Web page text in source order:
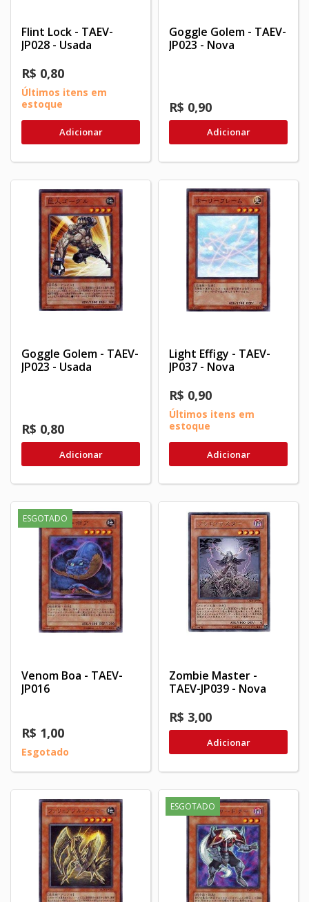
Flint Lock - TAEV-
JP028 - Usada
R$ 0,80
Últimos itens em
estoque
Adicionar
Goggle Golem - TAEV-
JP023 - Nova
R$ 0,90
Adicionar
Goggle Golem - TAEV-
JP023 - Usada
R$ 0,80
Adicionar
Light Effigy - TAEV-
JP037 - Nova
R$ 0,90
Últimos itens em
estoque
Adicionar
ESGOTADO
Venom Boa - TAEV-
JP016
R$ 1,00
Esgotado
Zombie Master -
TAEV-JP039 - Nova
R$ 3,00
Adicionar
ESGOTADO